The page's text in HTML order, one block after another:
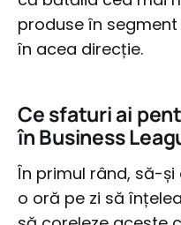
produse în
în acea direcție.
Ce sfaturi ai
în Business
În primul rând, să-
o oră pe zi să